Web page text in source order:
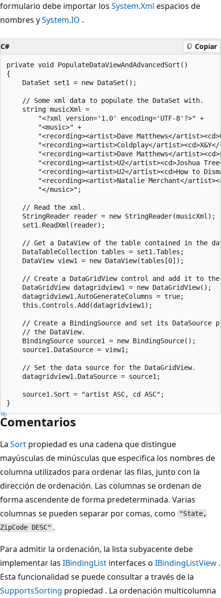
formulario debe importar los System.Xml espacios de
nombres ySystem.IO .
C# Copiar
private void PopulateDataViewAndAdvancedSort()
{
    DataSet set1 = new DataSet();
    // Some xml data to populate the DataSet with.
    string musicXml =
        "<?xml version='1.0' encoding='UTF-8'?>" +
        "<music>" +
"<recording><artist>Dave Matthews</
"<recording><artist>Coldplay</
"<recording><artist>Dave Matthews</
"<recording><artist>U2</artist><cd>Joshua
"<recording><artist>U2</artist><cd>How to
"<recording><artist>Natalie Merchant</
        "</music>";
    // Read the xml.
    StringReader reader = new StringReader(musicXml);
    set1.ReadXml(reader);
// Get a DataView of the table contained in the
    DataTableCollection tables = set1.Tables;
    DataView view1 = new DataView(tables[0]);
// Create a DataGridView control and add it to
    DataGridView datagridview1 = new DataGridView();
    datagridview1.AutoGenerateColumns = true;
    this.Controls.Add(datagridview1);
// Create a BindingSource and set its DataSource
    // the DataView.
    BindingSource source1 = new BindingSource();
    source1.DataSource = view1;
    // Set the data source for the DataGridView.
    datagridview1.DataSource = source1;
    source1.Sort = "artist ASC, cd ASC";
Comentarios
La Sort propiedad es una cadena que distingue
mayúsculas de minúsculas que especifica los nombres de
columna utilizados para ordenar las filas, junto con la
dirección de ordenación. Las columnas se ordenan de
forma ascendente de forma predeterminada. Varias
columnas se pueden separar por comas, como
"State,
ZipCode DESC" .
Para admitir la ordenación, la lista subyacente debe
implementar las IBindingList interfaces o IBindingListView .
Esta funcionalidad se puede consultar a través de la
SupportsSorting propiedad . La ordenación multicolumna